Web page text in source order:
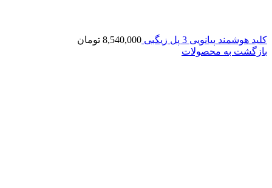
کلید هوشمند پیانویی 3 پل زیگبی 8,540,000 تومان
بازگشت به محصولات